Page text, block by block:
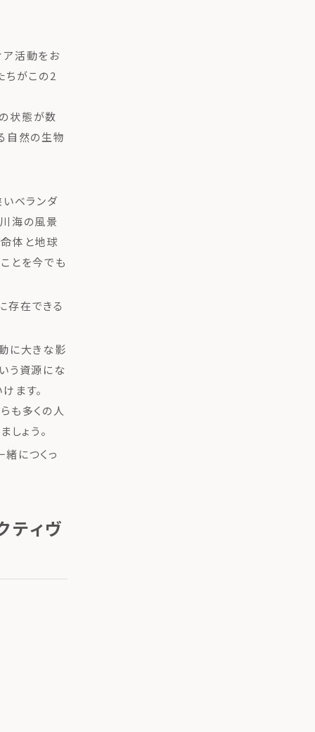
活動をお
ちがこの2
状態が数
自然の生物
ベランダ
海の風景
体と地球
とを今でも
存在できる
に大きな影
う資源にな
ます。
も多くの人
しょう。
につくっ
ティヴ